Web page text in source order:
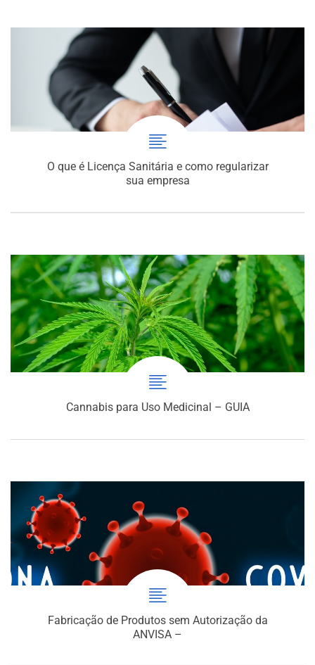
O que é Licença Sanitária e como regularizar
sua empresa
Cannabis para Uso Medicinal – GUIA
Fabricação de Produtos sem Autorização da
ANVISA –